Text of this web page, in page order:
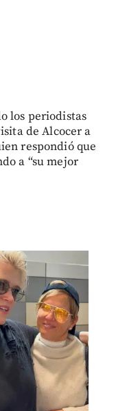
los periodistas
de Alcocer a
respondió que
a “su mejor